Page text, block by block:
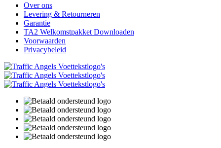
Over ons
Levering & Retourneren
Garantie
TA2 Welkomstpakket Downloaden
Voorwaarden
Privacybeleid